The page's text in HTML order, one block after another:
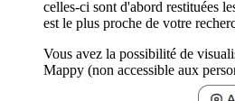
celles-ci sont d'abord restituées
est le plus proche de votre
Vous avez la possibilité de
Mappy (non accessible aux